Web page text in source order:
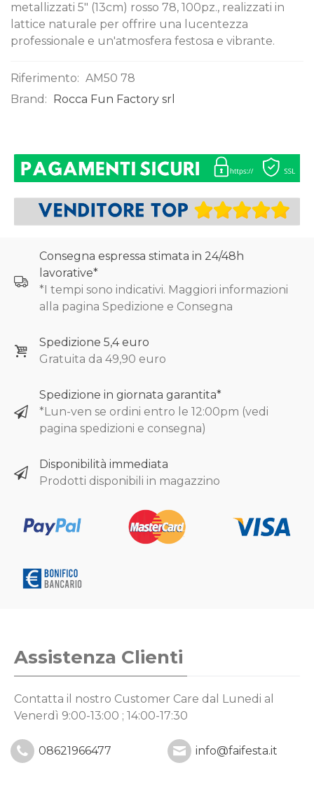
metallizzati 5" (13cm) rosso 78, 100pz., realizzati in
lattice naturale per offrire una lucentezza
professionale e un'atmosfera festosa e vibrante.
Riferimento: AM50 78
Brand:
Rocca Fun Factory srl
Consegna espressa stimata in 24/48h
lavorative*
*I tempi sono indicativi. Maggiori informazioni
alla pagina Spedizione e Consegna
Spedizione 5,4 euro
Gratuita da 49,90 euro
Spedizione in giornata garantita*
*Lun-ven se ordini entro le 12:00pm (vedi
pagina spedizioni e consegna)
Disponibilità immediata
Prodotti disponibili in magazzino
Assistenza Clienti
Contatta il nostro Customer Care dal Lunedi al
Venerdì 9:00-13:00 ; 14:00-17:30
08621966477 info@faifesta.it